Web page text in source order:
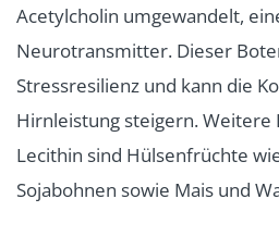
Acetylcholin umgewandelt,
Neurotransmitter. Dieser
Stressresilienz und kann die
Hirnleistung steigern. Weitere
Lecithin sind Hülsenfrüchte
Sojabohnen sowie Mais und